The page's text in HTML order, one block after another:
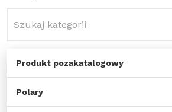
Produkt pozakatalogowy
Polary